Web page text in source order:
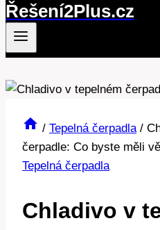
Řešení2Plus.cz
/ Tepelná čerpadla /
čerpadle: Co byste měli
Tepelná čerpadla
Chladivo v